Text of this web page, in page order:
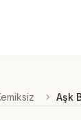
chevron_right Aşk